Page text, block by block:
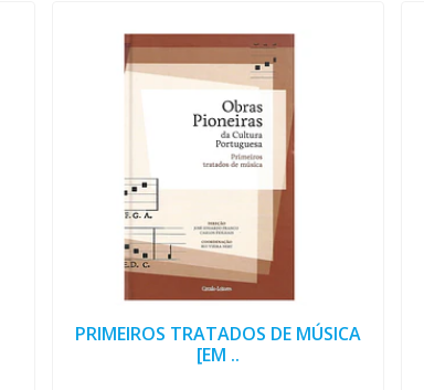
PRIMEIROS TRATADOS DE MÚSICA
[EM ..